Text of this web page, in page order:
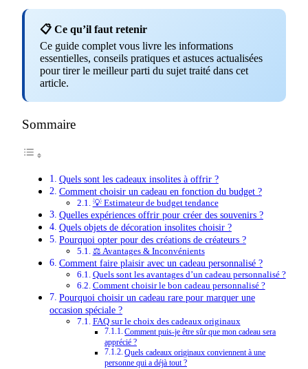
📋 Ce qu’il faut retenir
Ce guide complet vous livre les informations
essentielles, conseils pratiques et astuces actualisées
pour tirer le meilleur parti du sujet traité dans cet
article.
Sommaire
Quels sont les cadeaux insolites à offrir ?
Comment choisir un cadeau en fonction du budget ?
💡 Estimateur de budget tendance
Quelles expériences offrir pour créer des souvenirs ?
Quels objets de décoration insolites choisir ?
Pourquoi opter pour des créations de créateurs ?
⚖️ Avantages & Inconvénients
Comment faire plaisir avec un cadeau personnalisé ?
Quels sont les avantages d’un cadeau personnalisé ?
Comment choisir le bon cadeau personnalisé ?
Pourquoi choisir un cadeau rare pour marquer une
occasion spéciale ?
FAQ sur le choix des cadeaux originaux
Comment puis-je être sûr que mon cadeau sera
apprécié ?
Quels cadeaux originaux conviennent à une
personne qui a déjà tout ?